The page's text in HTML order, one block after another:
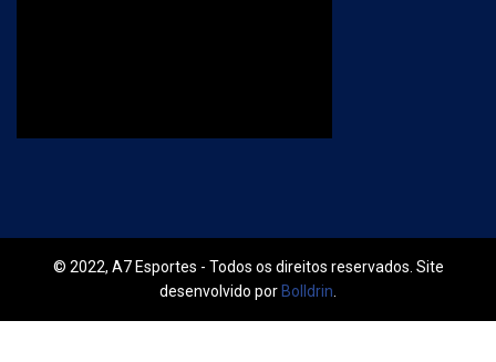
© 2022, A7 Esportes - Todos os direitos reservados. Site
desenvolvido por Bolldrin.